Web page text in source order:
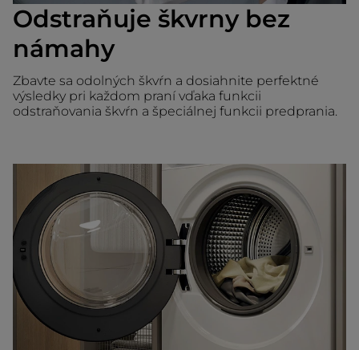
Odstraňuje škvrny bez
námahy
Zbavte sa odolných škvŕn a dosiahnite perfektné
výsledky pri každom praní vďaka funkcii
odstraňovania škvŕn a špeciálnej funkcii predprania.